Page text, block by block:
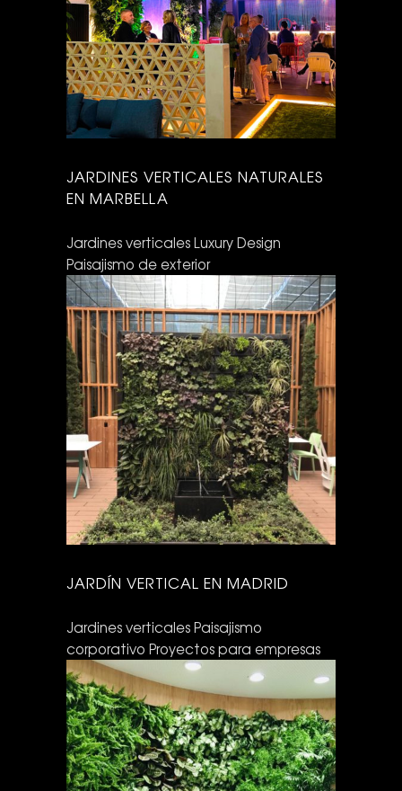
JARDINES VERTICALES NATURALES
EN MARBELLA
Jardines verticalesLuxury Design
Paisajismo de exterior
JARDÍN VERTICAL EN MADRID
Jardines verticalesPaisajismo
corporativo Proyectos para empresas